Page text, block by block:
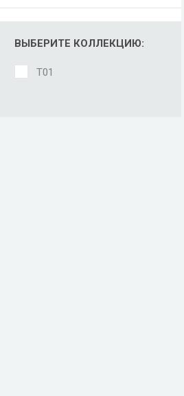
ВЫБЕРИТЕ КОЛЛЕКЦИЮ:
T01